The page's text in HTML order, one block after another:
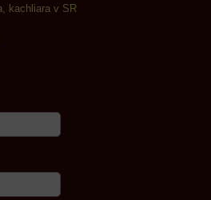
kachliara v SR